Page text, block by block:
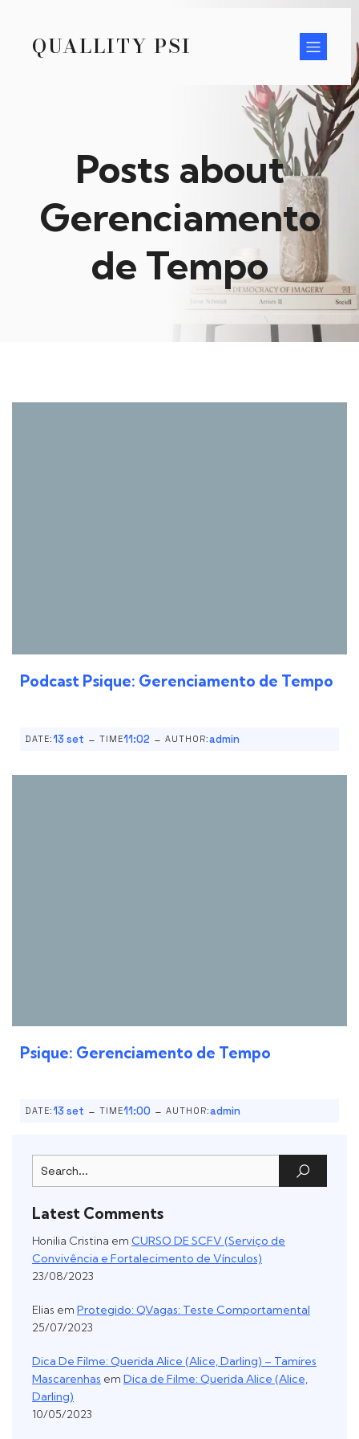
QUALLITY PSI
Posts about
Gerenciamento
de Tempo
Podcast Psique: Gerenciamento de Tempo
DATE:13 set - TIME11:02 - AUTHOR:admin
Psique: Gerenciamento de Tempo
DATE:13 set - TIME11:00 - AUTHOR:admin
Latest Comments
Honilia Cristina em CURSO DE SCFV (Serviço de
Convivência e Fortalecimento de Vínculos)
23/08/2023
Elias em Protegido: QVagas: Teste Comportamental
25/07/2023
Dica De Filme: Querida Alice (Alice, Darling) – Tamires
Mascarenhas em Dica de Filme: Querida Alice (Alice,
Darling)
10/05/2023